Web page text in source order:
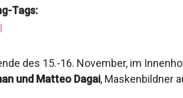
Tags:
des 15.-16. November, im
und Matteo Dagai, Maskenbildner